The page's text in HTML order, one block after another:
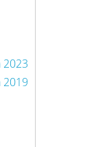
2023
2019